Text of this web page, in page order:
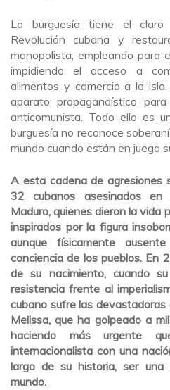
La burguesía tiene el
Revolución cubana y
monopolista, empleando para
impidiendo el acceso a
alimentos y comercio a la
aparato propagandístico
anticomunista. Todo ello es
burguesía no reconoce
mundo cuando están en juego
A esta cadena de agresiones
32 cubanos asesinados
Maduro, quienes dieron la vida
inspirados por la figura
aunque físicamente
conciencia de los pueblos. En
de su nacimiento, cuando
resistencia frente al
cubano sufre las devastadoras
Melissa, que ha golpeado a
haciendo más urgente
internacionalista con una
largo de su historia, ser una
mundo.